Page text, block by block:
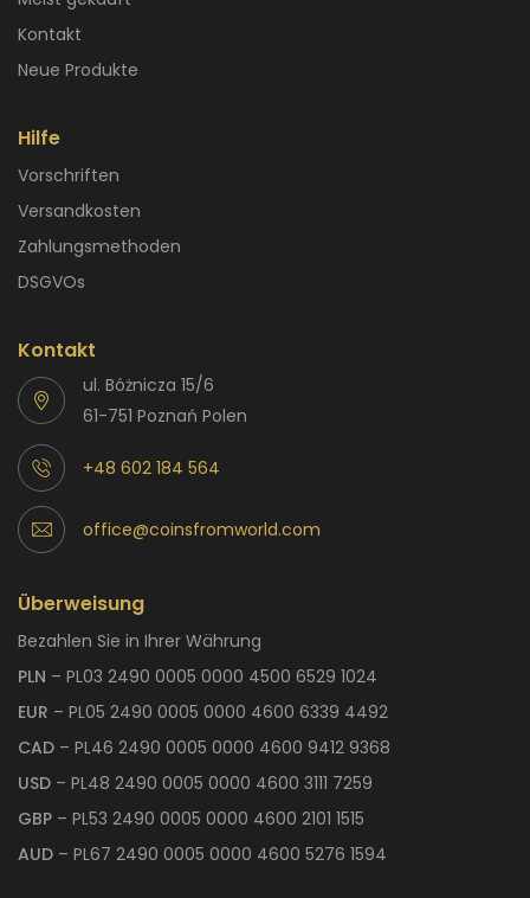
Kontakt
Neue Produkte
Hilfe
Vorschriften
Versandkosten
Zahlungsmethoden
DSGVOs
Kontakt
ul. Bóżnicza 15/6
61-751 Poznań Polen
+48 602 184 564
office@coinsfromworld.com
Überweisung
Bezahlen Sie in Ihrer Währung
PLN – PL03 2490 0005 0000 4500 6529 1024
EUR – PL05 2490 0005 0000 4600 6339 4492
CAD – PL46 2490 0005 0000 4600 9412 9368
USD – PL48 2490 0005 0000 4600 3111 7259
GBP – PL53 2490 0005 0000 4600 2101 1515
AUD – PL67 2490 0005 0000 4600 5276 1594